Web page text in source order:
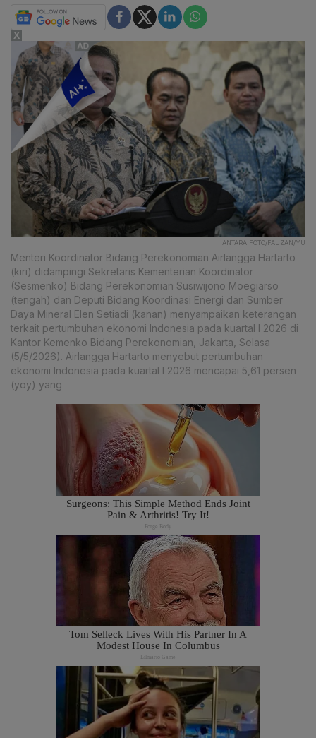
ANTARA FOTO/FAUZAN/YU
Menteri Koordinator Bidang Perekonomian Airlangga Hartarto
(kiri) didampingi Sekretaris Kementerian Koordinator
(Sesmenko) Bidang Perekonomian Susiwijono Moegiarso
(tengah) dan Deputi Bidang Koordinasi Energi dan Sumber
Daya Mineral Elen Setiadi (kanan) menyampaikan keterangan
terkait pertumbuhan ekonomi Indonesia pada kuartal I 2026 di
Kantor Kemenko Bidang Perekonomian, Jakarta, Selasa
(5/5/2026). Airlangga Hartarto menyebut pertumbuhan
ekonomi Indonesia pada kuartal I 2026 mencapai 5,61 persen
(yoy) yang
X